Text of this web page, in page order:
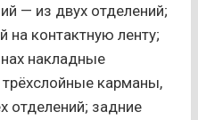
— из двух отделений;
на контактную ленту;
накладные
карманы,
отделений; задние